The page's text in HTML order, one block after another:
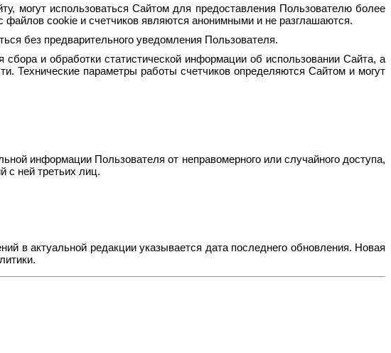
могут использоваться Сайтом для предоставления Пользователю более
cookie и счетчиков являются анонимными и не разглашаются.
без предварительного уведомления Пользователя.
и обработки статистической информации об использовании Сайта, а
Технические параметры работы счетчиков определяются Сайтом и могут
информации Пользователя от неправомерного или случайного доступа,
с ней третьих лиц.
в актуальной редакции указывается дата последнего обновления. Новая